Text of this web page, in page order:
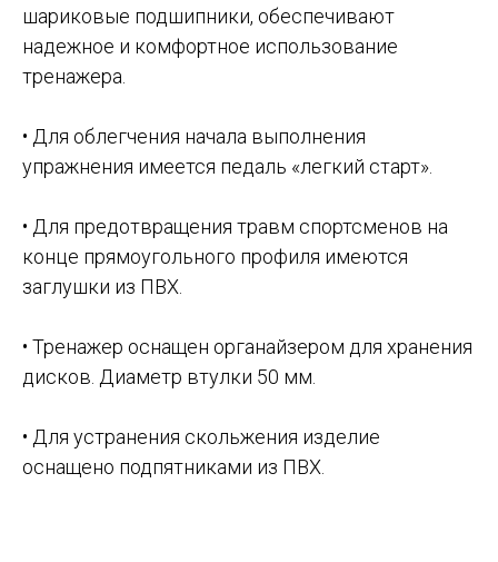
шариковые подшипники, обеспечивают
надежное и комфортное использование
тренажера.
• Для облегчения начала выполнения
упражнения имеется педаль «легкий старт».
• Для предотвращения травм спортсменов на
конце прямоугольного профиля имеются
заглушки из ПВХ.
• Тренажер оснащен органайзером для хранения
дисков. Диаметр втулки 50 мм.
• Для устранения скольжения изделие
оснащено подпятниками из ПВХ.